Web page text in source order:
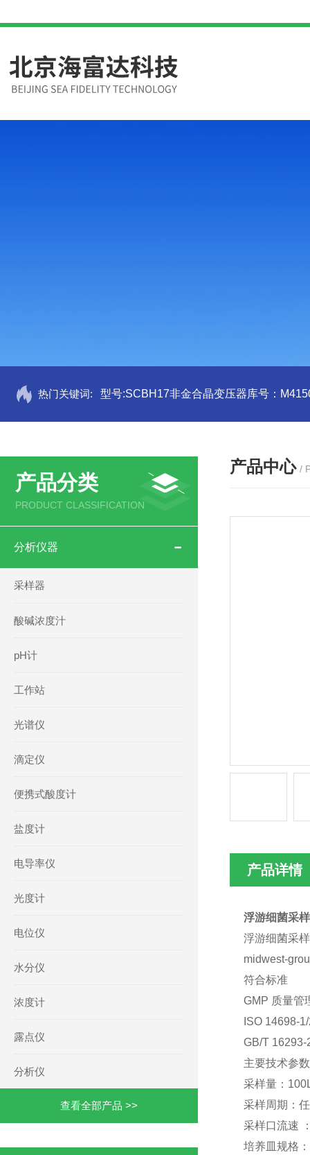
热门关键词: 型号:SCBH17非金合晶变压器库号：
产品分类
PRODUCT CLASSIFICATION
分析仪器
采样器
酸碱浓度汁
pH计
工作站
光谱仪
滴定仪
便携式酸度计
盐度计
电导率仪
光度计
电位仪
水分仪
浓度计
露点仪
分析仪
查看全部产品 >>
产品中心 /
产品详情
浮游细菌采
浮游细菌采
midwest-
符合标准
GMP 质量管
ISO 14698-
GB/T
主要技术参
采样量：
采样周期：
采样口流速
培养皿规格